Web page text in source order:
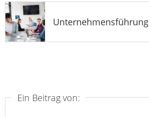
Unternehmensführung
Ein Beitrag von: